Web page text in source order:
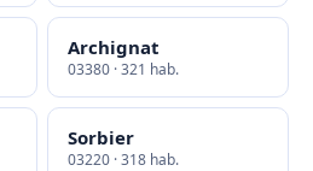
Archignat
03380 · 321 hab.
Sorbier
03220 · 318 hab.